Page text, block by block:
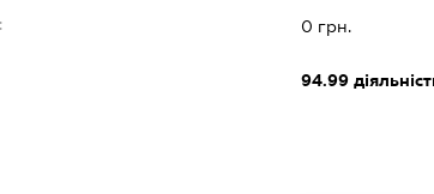
0 грн.
94.99